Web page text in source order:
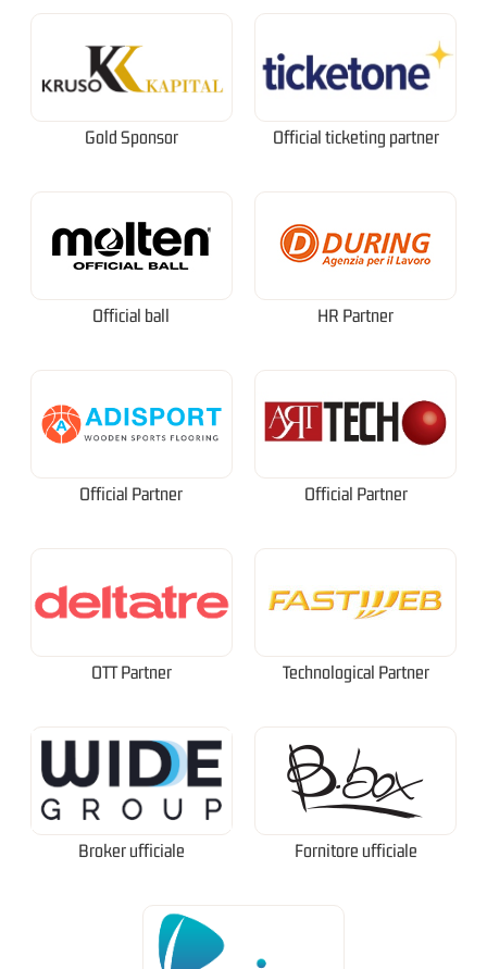
Gold Sponsor Official ticketing partner
Official ball HR Partner
Official Partner Official Partner
OTT Partner Technological Partner
Broker ufficiale Fornitore ufficiale